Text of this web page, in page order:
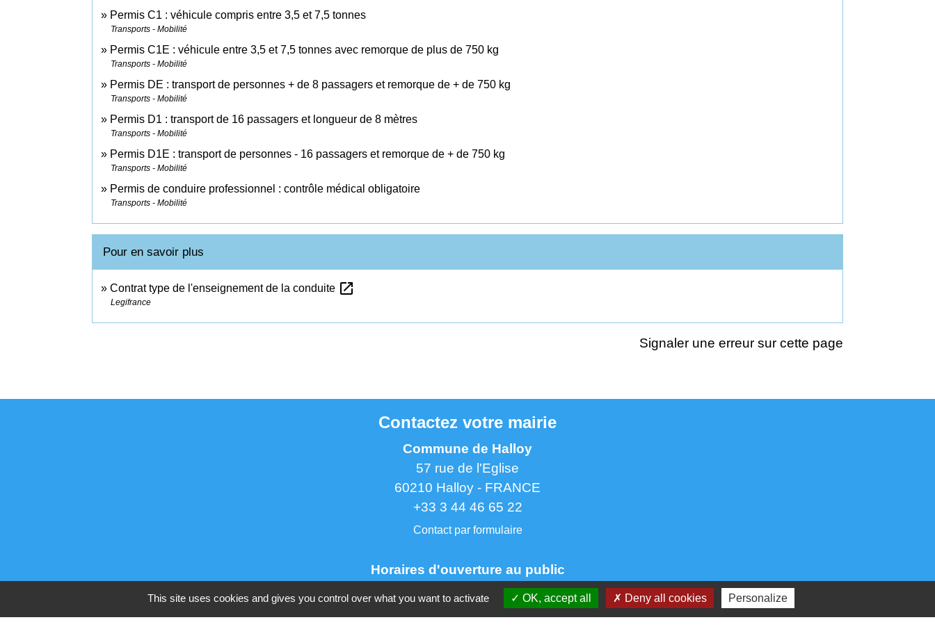
Permis C1 : véhicule compris entre 3,5 et 7,5 tonnes
Transports - Mobilité
Permis C1E : véhicule entre 3,5 et 7,5 tonnes avec remorque de plus de 750 kg
Transports - Mobilité
Permis DE : transport de personnes + de 8 passagers et remorque de + de 750 kg
Transports - Mobilité
Permis D1 : transport de 16 passagers et longueur de 8 mètres
Transports - Mobilité
Permis D1E : transport de personnes - 16 passagers et remorque de + de 750 kg
Transports - Mobilité
Permis de conduire professionnel : contrôle médical obligatoire
Transports - Mobilité
Pour en savoir plus
Contrat type de l'enseignement de la conduite open_in_new
Legifrance
Signaler une erreur sur cette page
Contactez votre mairie
Commune de Halloy
57 rue de l'Eglise
60210 Halloy - FRANCE
+33 3 44 46 65 22
Contact par formulaire
Horaires d'ouverture au public
Le mardi de 16h30 à 18h30
Permanence de M. le Maire : le mardi de 18h00 à 19h00
This site uses cookies and gives you control over what you want to activate OK, accept all Deny all cookies Personalize